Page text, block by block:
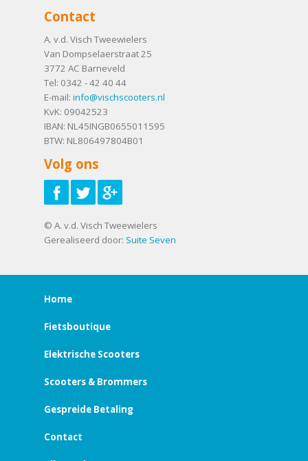
Contact
A. v.d. Visch Tweewielers
Van Dompselaerstraat 25
3772 AC Barneveld
Tel: 0342 - 42 40 44
E-mail: info@vischscooters.nl
KvK: 09042523
IBAN: NL45INGB0655011595
BTW: NL806497804B01
Volg ons
© A. v.d. Visch Tweewielers
Gerealiseerd door: Suite Seven
Home
Fietsboutique
Elektrische Scooters
Scooters & Brommers
Gespreide Betaling
Contact